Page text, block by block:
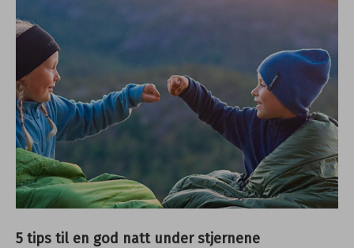
5 tips til en god natt under stjernene